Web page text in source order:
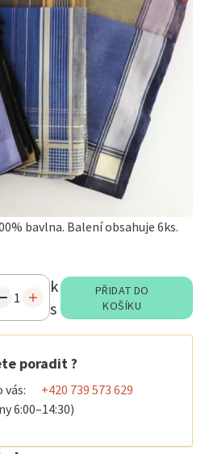
bavlna. Balení obsahuje 6ks.
k
s
PŘIDAT DO
KOŠÍKU
poradit ?
vás:
+420 739 573 629
6:00–14:30)